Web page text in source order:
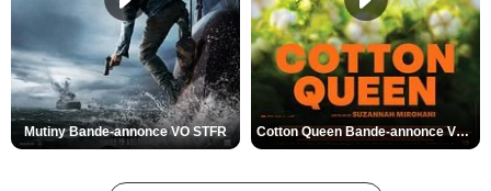
Mutiny Bande-annonce VO STFR Cotton Queen Bande-annonce VO STFR